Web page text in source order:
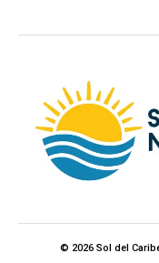
© 2026 Sol del